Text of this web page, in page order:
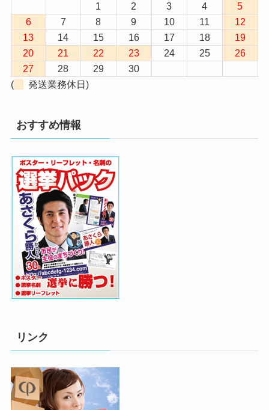
1
2 3 4
5
6
7 8 9 10 11
12
13
14 15 16 17 18
19
20
21 22 23 24 25
26
27
28 29
30
(
発送業務休日)
おすすめ情報
リンク